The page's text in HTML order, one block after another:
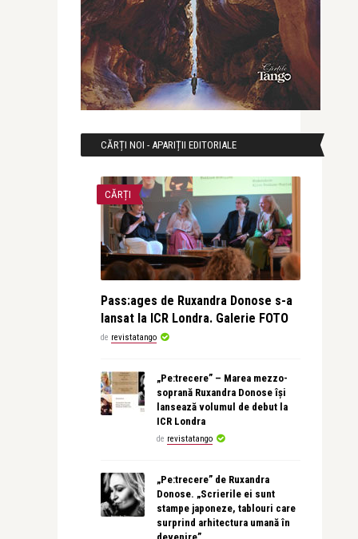
CĂRȚI NOI - APARIȚII EDITORIALE
CĂRȚI
Pass:ages de Ruxandra Donose s-a
lansat la ICR Londra. Galerie FOTO
de revistatango
„Pe:trecere” – Marea mezzo-
soprană Ruxandra Donose își
lansează volumul de debut la
ICR Londra
de revistatango
„Pe:trecere” de Ruxandra
Donose. „Scrierile ei sunt
stampe japoneze, tablouri care
surprind arhitectura umană în